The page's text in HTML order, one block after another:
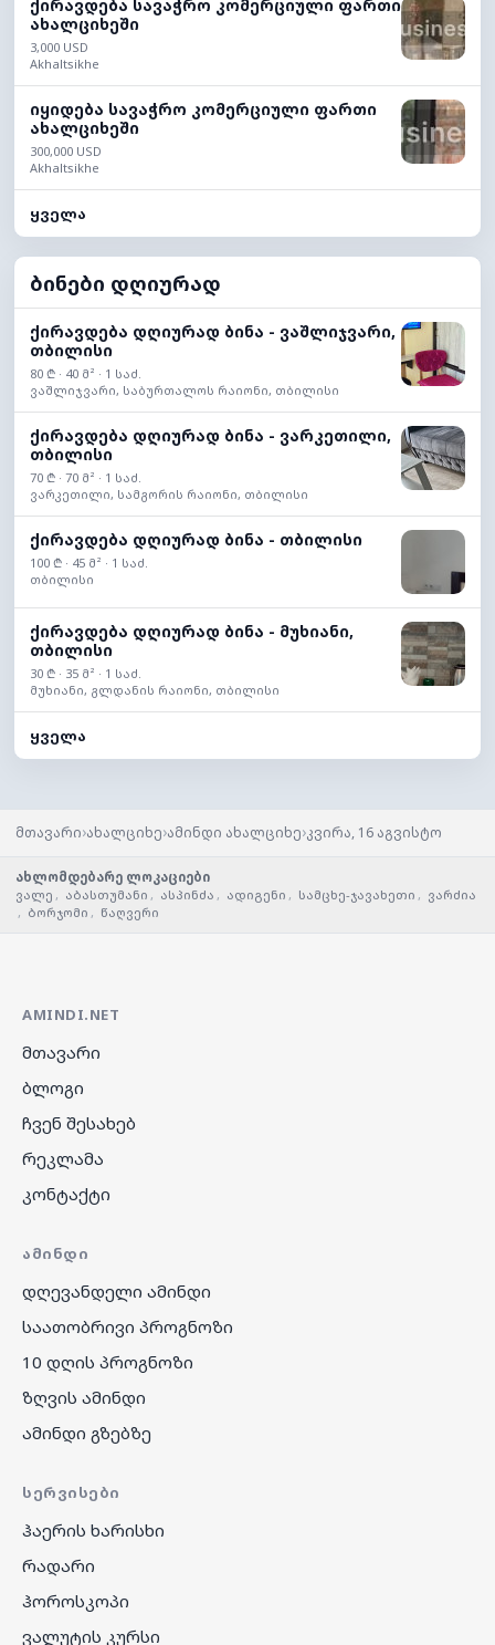
ქირავდება სავაჭრო კომერციული ფართი
ახალციხეში
3,000 USD
Akhaltsikhe
იყიდება სავაჭრო კომერციული ფართი
ახალციხეში
300,000 USD
Akhaltsikhe
ყველა
ბინები დღიურად
ქირავდება დღიურად ბინა - ვაშლიჯვარი,
თბილისი
80 ₾ · 40 მ² · 1 საძ.
ვაშლიჯვარი, საბურთალოს რაიონი, თბილისი
ქირავდება დღიურად ბინა - ვარკეთილი,
თბილისი
70 ₾ · 70 მ² · 1 საძ.
ვარკეთილი, სამგორის რაიონი, თბილისი
ქირავდება დღიურად ბინა - თბილისი
100 ₾ · 45 მ² · 1 საძ.
თბილისი
ქირავდება დღიურად ბინა - მუხიანი,
თბილისი
30 ₾ · 35 მ² · 1 საძ.
მუხიანი, გლდანის რაიონი, თბილისი
ყველა
მთავარი›ახალციხე›ამინდი ახალციხე›კვირა, 16 აგვისტო
ახლომდებარე ლოკაციები
ვალე , აბასთუმანი , ასპინძა , ადიგენი , სამცხე-ჯავახეთი , ვარძია
, ბორჯომი , წაღვერი
AMINDI.NET
მთავარი
ბლოგი
ჩვენ შესახებ
რეკლამა
კონტაქტი
ᲐᲛᲘᲜᲓᲘ
დღევანდელი ამინდი
საათობრივი პროგნოზი
10 დღის პროგნოზი
ზღვის ამინდი
ამინდი გზებზე
ᲡᲔᲠᲕᲘᲡᲔᲑᲘ
ჰაერის ხარისხი
რადარი
ჰოროსკოპი
ვალუტის კურსი